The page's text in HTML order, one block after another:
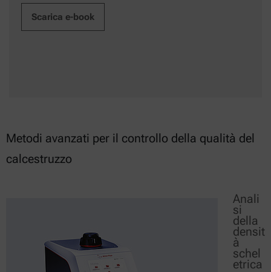
Scarica e-book
Metodi avanzati per il controllo della qualità del
calcestruzzo
Anali
si
della
densit
à
schel
etrica